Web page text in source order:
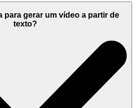
para gerar um vídeo a partir de
texto?